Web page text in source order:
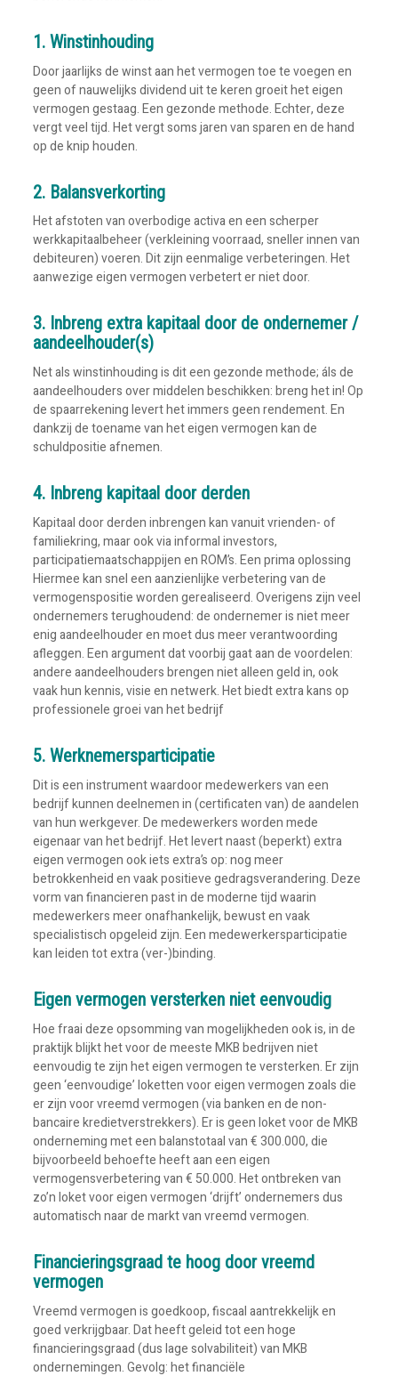
1. Winstinhouding
Door jaarlijks de winst aan het vermogen toe te voegen en
geen of nauwelijks dividend uit te keren groeit het eigen
vermogen gestaag. Een gezonde methode. Echter, deze
vergt veel tijd. Het vergt soms jaren van sparen en de hand
op de knip houden.
2. Balansverkorting
Het afstoten van overbodige activa en een scherper
werkkapitaalbeheer (verkleining voorraad, sneller innen van
debiteuren) voeren. Dit zijn eenmalige verbeteringen. Het
aanwezige eigen vermogen verbetert er niet door.
3. Inbreng extra kapitaal door de ondernemer /
aandeelhouder(s)
Net als winstinhouding is dit een gezonde methode; áls de
aandeelhouders over middelen beschikken: breng het in! Op
de spaarrekening levert het immers geen rendement. En
dankzij de toename van het eigen vermogen kan de
schuldpositie afnemen.
4. Inbreng kapitaal door derden
Kapitaal door derden inbrengen kan vanuit vrienden- of
familiekring, maar ook via informal investors,
participatiemaatschappijen en ROM’s. Een prima oplossing
Hiermee kan snel een aanzienlijke verbetering van de
vermogenspositie worden gerealiseerd. Overigens zijn veel
ondernemers terughoudend: de ondernemer is niet meer
enig aandeelhouder en moet dus meer verantwoording
afleggen. Een argument dat voorbij gaat aan de voordelen:
andere aandeelhouders brengen niet alleen geld in, ook
vaak hun kennis, visie en netwerk. Het biedt extra kans op
professionele groei van het bedrijf
5. Werknemersparticipatie
Dit is een instrument waardoor medewerkers van een
bedrijf kunnen deelnemen in (certificaten van) de aandelen
van hun werkgever. De medewerkers worden mede
eigenaar van het bedrijf. Het levert naast (beperkt) extra
eigen vermogen ook iets extra’s op: nog meer
betrokkenheid en vaak positieve gedragsverandering. Deze
vorm van financieren past in de moderne tijd waarin
medewerkers meer onafhankelijk, bewust en vaak
specialistisch opgeleid zijn. Een medewerkersparticipatie
kan leiden tot extra (ver-)binding.
Eigen vermogen versterken niet eenvoudig
Hoe fraai deze opsomming van mogelijkheden ook is, in de
praktijk blijkt het voor de meeste MKB bedrijven niet
eenvoudig te zijn het eigen vermogen te versterken. Er zijn
geen ‘eenvoudige’ loketten voor eigen vermogen zoals die
er zijn voor vreemd vermogen (via banken en de non-
bancaire kredietverstrekkers). Er is geen loket voor de MKB
onderneming met een balanstotaal van € 300.000, die
bijvoorbeeld behoefte heeft aan een eigen
vermogensverbetering van € 50.000. Het ontbreken van
zo’n loket voor eigen vermogen ‘drijft’ ondernemers dus
automatisch naar de markt van vreemd vermogen.
Financieringsgraad te hoog door vreemd
vermogen
Vreemd vermogen is goedkoop, fiscaal aantrekkelijk en
goed verkrijgbaar. Dat heeft geleid tot een hoge
financieringsgraad (dus lage solvabiliteit) van MKB
ondernemingen. Gevolg: het financiële